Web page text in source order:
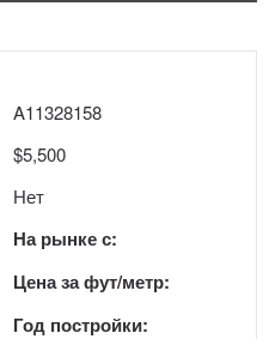
A11328158
$5,500
Нет
На рынке с:
Цена за фут/метр:
Год постройки: